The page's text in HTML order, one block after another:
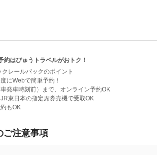
約はびゅうトラベルがおトク！
レールパックのポイント
にWebで簡単予約！
発車時刻前）まで、オンライン予約OK
東日本の指定席券売機で受取OK
もOK
ご注意事項